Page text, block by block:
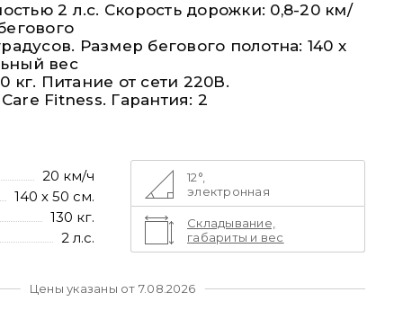
2 л.с. Скорость дорожки: 0,8-20 км/
Размер бегового полотна: 140 х
вес
кг. Питание от сети 220В.
Fitness. Гарантия: 2
20 км/ч
140 х 50 см.
130 кг.
2 л.с.
12°,
электронная
Складывание,
габариты и вес
Цены указаны от 7.08.2026